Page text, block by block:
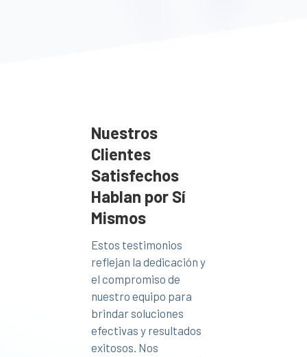
Nuestros
Clientes
Satisfechos
Hablan por Sí
Mismos
Estos testimonios
reflejan la dedicación y
el compromiso de
nuestro equipo para
brindar soluciones
efectivas y resultados
exitosos. Nos